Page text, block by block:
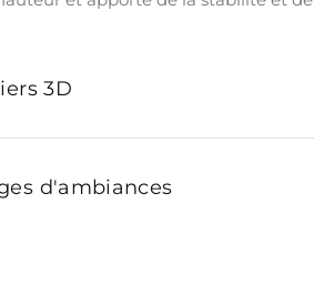
3D
d'ambiances